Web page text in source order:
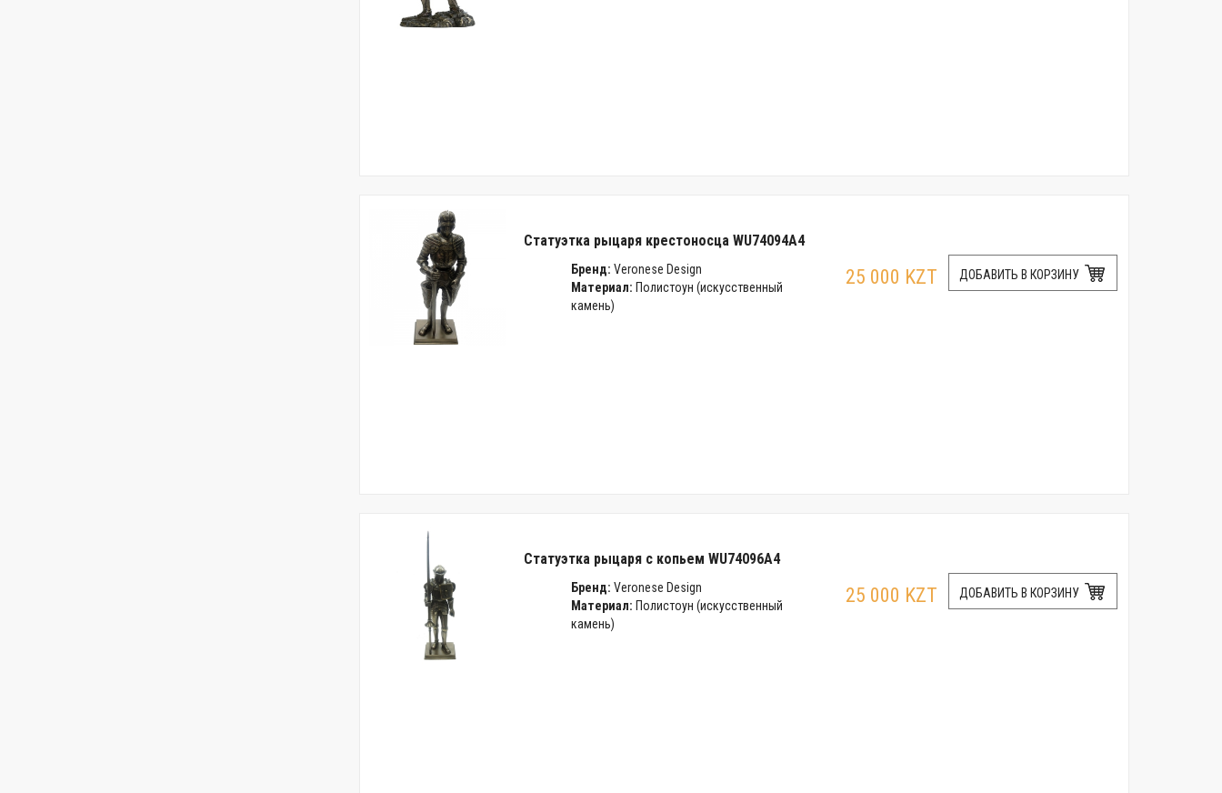
Статуэтка рыцаря крестоносца WU74094A4
Бренд: Veronese Design
Материал: Полистоун (искусственный
камень)
25 000 KZT ДОБАВИТЬ В КОРЗИНУ
Статуэтка рыцаря с копьем WU74096A4
Бренд: Veronese Design
Материал: Полистоун (искусственный
камень)
25 000 KZT ДОБАВИТЬ В КОРЗИНУ